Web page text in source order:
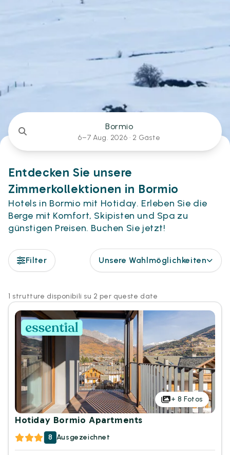
Bormio
6–7 Aug. 2026 · 2 Gäste
Entdecken Sie unsere
Zimmerkollektionen in Bormio
Hotels in Bormio mit Hotiday. Erleben Sie die
Berge mit Komfort, Skipisten und Spa zu
günstigen Preisen. Buchen Sie jetzt!
Filter Unsere Wahlmöglichkeiten
1 strutture disponibili su 2 per queste date
+ 8 Fotos
Hotiday Bormio Apartments
8 Ausgezeichnet